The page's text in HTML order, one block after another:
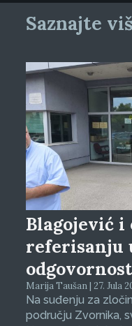
Saznajte
Blagojević i
referisanju
Marija Taušan | 27. Jula
Na suđenju za
području Zvornika,